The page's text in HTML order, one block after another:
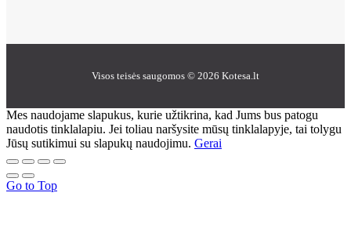
Visos teisės saugomos © 2026 Kotesa.lt
Mes naudojame slapukus, kurie užtikrina, kad Jums bus patogu
naudotis tinklalapiu. Jei toliau naršysite mūsų tinklalapyje, tai tolygu
Jūsų sutikimui su slapukų naudojimu. Gerai
Go to Top